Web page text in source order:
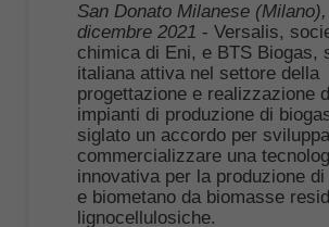
San Donato Milanese
dicembre 2021 - Versalis,
chimica di Eni, e BTS Biogas,
italiana attiva nel settore della
progettazione e realizzazione
impianti di produzione di
siglato un accordo per
commercializzare una
innovativa per la produzione di
e biometano da biomasse
lignocellulosiche.